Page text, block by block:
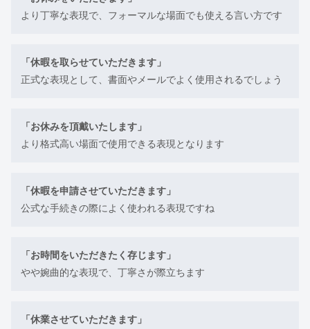
より丁寧な表現で、フォーマルな場面でも使える言い方です
「休暇を取らせていただきます」
正式な表現として、書面やメールでよく使用されるでしょう
「お休みを頂戴いたします」
より格式高い場面で使用できる表現となります
「休暇を申請させていただきます」
公式な手続きの際によく使われる表現ですね
「お時間をいただきたく存じます」
やや婉曲的な表現で、丁寧さが際立ちます
「休業させていただきます」